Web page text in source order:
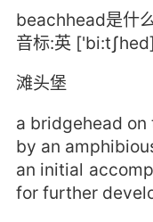
beachhead是什
音标:英
滩头堡
a bridgehead on
by an
an initial
for further